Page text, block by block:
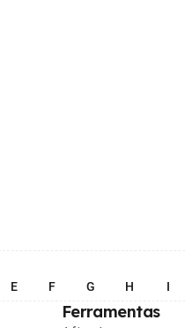
E F G H I
Ferramentas